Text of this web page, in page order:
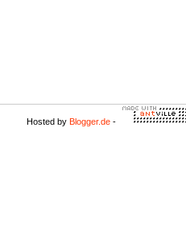
Hosted by Blogger.de -